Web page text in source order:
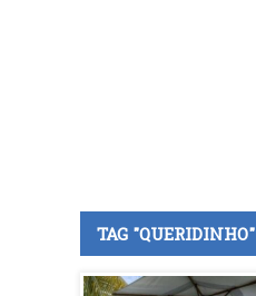
TAG "QUERIDINHO"